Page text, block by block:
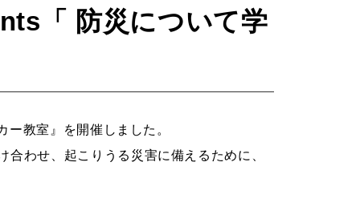
「 防災について学
教室』を開催しました。
合わせ、 起こりうる災害に備えるために、